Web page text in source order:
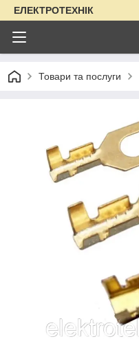
ЕЛЕКТРОТЕХНІК
Товари та послуги